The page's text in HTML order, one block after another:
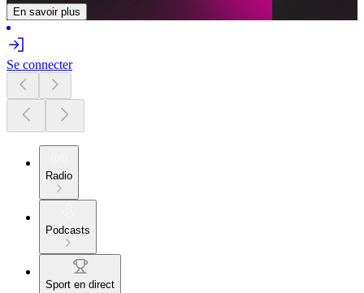
En savoir plus
Se connecter
Radio
Podcasts
Sport en direct